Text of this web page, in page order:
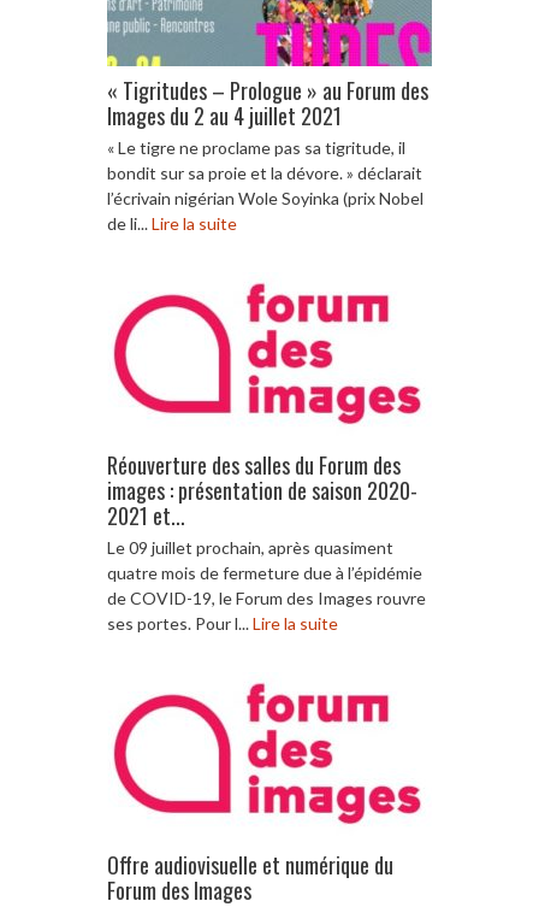
« Tigritudes – Prologue » au Forum des
Images du 2 au 4 juillet 2021
« Le tigre ne proclame pas sa tigritude, il
bondit sur sa proie et la dévore. » déclarait
l’écrivain nigérian Wole Soyinka (prix Nobel
de li...Lire la suite
Réouverture des salles du Forum des
images : présentation de saison 2020-
2021 et...
Le 09 juillet prochain, après quasiment
quatre mois de fermeture due à l’épidémie
de COVID-19, le Forum des Images rouvre
ses portes. Pour l...Lire la suite
Offre audiovisuelle et numérique du
Forum des Images